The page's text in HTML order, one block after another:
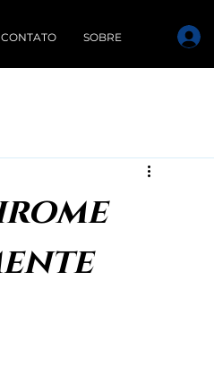
CONTATO SOBRE